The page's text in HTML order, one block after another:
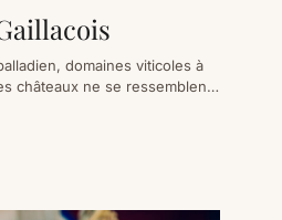
domaines viticoles à
châteaux ne se ressemblent
et celui qui se mérite à